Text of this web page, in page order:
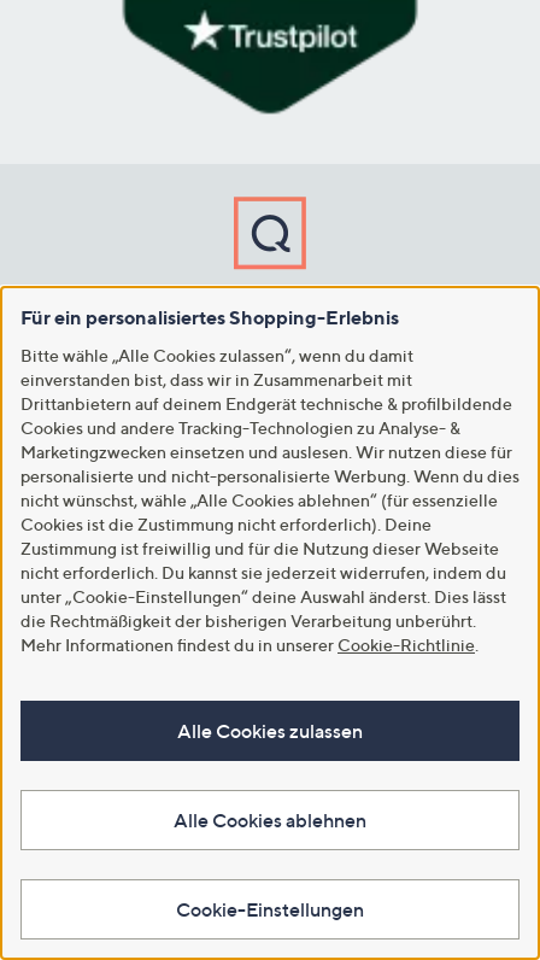
Großbritannien Italien
Copyright © 2001 - 2026 QVC Handel S.à r.l. & Co. KG
Für die Richtigkeit der Angaben übernehmen wir keine
Gewähr. Bitte beachte auch folgende
AGB, dieDatenschutzbestimmungen, dieCommunity
Standardsund dasImpressum.
Die QVC Group
HSN
Ballard Designs Frontgate Garnet Hill
grandin road
Improvements
Für ein personalisiertes Shopping-Erlebnis
Bitte wähle „Alle Cookies zulassen“, wenn du damit
einverstanden bist, dass wir in Zusammenarbeit mit
Drittanbietern auf deinem Endgerät technische & profilbildende
Cookies und andere Tracking-Technologien zu Analyse- &
Marketingzwecken einsetzen und auslesen. Wir nutzen diese für
personalisierte und nicht-personalisierte Werbung. Wenn du dies
nicht wünschst, wähle „Alle Cookies ablehnen“ (für essenzielle
Cookies ist die Zustimmung nicht erforderlich). Deine
Zustimmung ist freiwillig und für die Nutzung dieser Webseite
nicht erforderlich. Du kannst sie jederzeit widerrufen, indem du
unter „Cookie-Einstellungen“ deine Auswahl änderst. Dies lässt
die Rechtmäßigkeit der bisherigen Verarbeitung unberührt.
Mehr Informationen findest du in unserer Cookie-Richtlinie
Alle Cookies zulassen
Alle Cookies ablehnen
Cookie-Einstellungen